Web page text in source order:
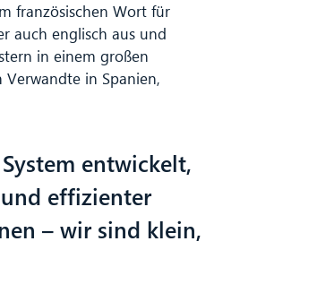
französischen Wort für
auch englisch aus und
in einem großen
in Spanien,
entwickelt,
effizienter
– wir sind klein,